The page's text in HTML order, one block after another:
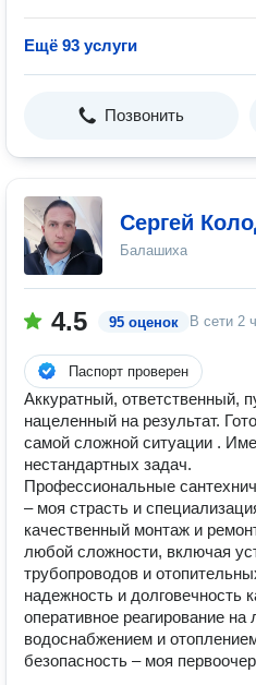
Ещё 93 услуги
Позвонить
Сергей
Балашиха
4.5 95 оценок В сети 2
Паспорт проверен
Аккуратный, ответственный,
нацеленный на результат.
самой сложной ситуации .
нестандартных задач.
Профессиональные
– моя страсть и
качественный монтаж и
любой сложности, включая
трубопроводов и
надежность и долговечность
оперативное реагирование
водоснабжением и
безопасность – моя